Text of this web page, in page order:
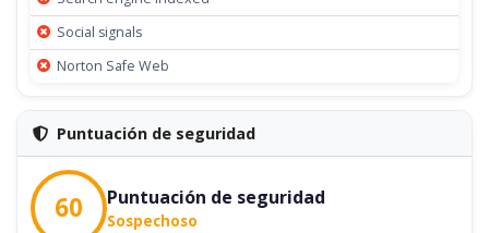
Social signals
Norton Safe Web
Puntuación de seguridad
60 Puntuación de seguridad
Sospechoso